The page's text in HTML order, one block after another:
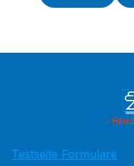
Testseite Formulare